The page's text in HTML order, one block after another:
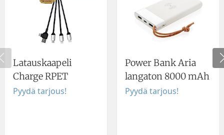
Latauskaapeli
Charge RPET
Pyydä tarjous!
Power Bank Aria
langaton 8000 mAh
Pyydä tarjous!